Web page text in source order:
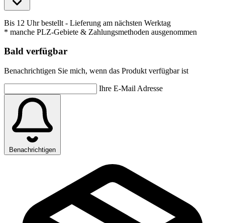
Bis 12 Uhr bestellt - Lieferung am nächsten Werktag
* manche PLZ-Gebiete & Zahlungsmethoden ausgenommen
Bald verfügbar
Benachrichtigen Sie mich, wenn das Produkt verfügbar ist
Ihre E-Mail Adresse
Benachrichtigen